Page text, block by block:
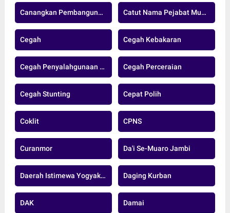
Canangkan Pembangunan Jalan Strategis Catut Nama Pejabat Muarojambi
Cegah Cegah Kebakaran
Cegah Penyalahgunaan Donasi Cegah Perceraian
Cegah Stunting Cepat Polih
Coklit CPNS
Curanmor Da'i Se-Muaro Jambi
Daerah Istimewa Yogyakarta Daging Kurban
DAK Damai